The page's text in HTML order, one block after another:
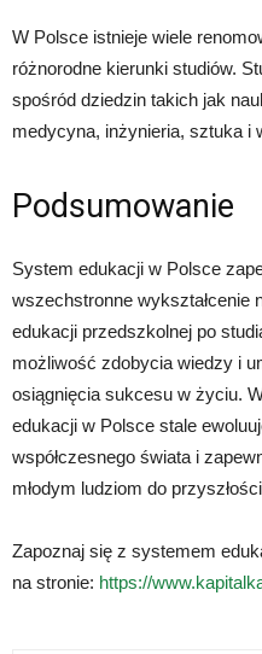
W Polsce istnieje wiele
różnorodne kierunki studiów.
spośród dziedzin takich jak
medycyna, inżynieria, sztuka i
Podsumowanie
System edukacji w Polsce
wszechstronne wykształcenie
edukacji przedszkolnej po
możliwość zdobycia wiedzy i
osiągnięcia sukcesu w życiu.
edukacji w Polsce stale
współczesnego świata i
młodym ludziom do
Zapoznaj się z systemem
na stronie: https://